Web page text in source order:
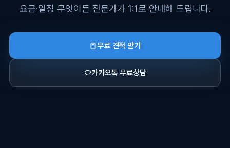
요금·일정 무엇이든 전문가가 1:1로 안내해 드립니다.
무료 견적 받기
카카오톡 무료상담